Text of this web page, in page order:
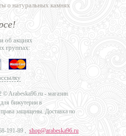
о натуральных камнях
об акциях
группах:
© Arabeska96.ru - магазин
бижутерии в
защищены. Доставка по
191-89 , shop@arabeska96.ru